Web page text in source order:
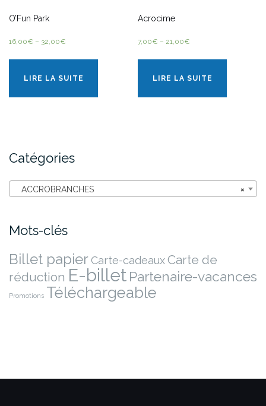
O’Fun Park
16,00€ – 32,00€
LIRE LA SUITE
Acrocime
7,00€ – 21,00€
LIRE LA SUITE
Catégories
×
ACCROBRANCHES
Mots-clés
Billet papier Carte-cadeauxCarte de
réduction E-billet Partenaire-vacances
Promotions Téléchargeable